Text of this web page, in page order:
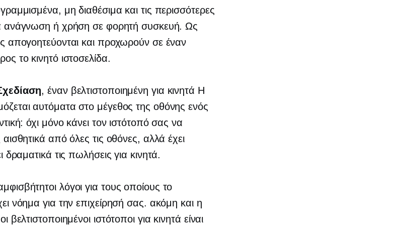
μη διαθέσιμα και τις περισσότερες
ανάγνωση ή χρήση σε φορητή συσκευή. Ως
απογοητεύονται και προχωρούν σε έναν
το κινητόιστοσελίδα.
, έναν βελτιστοποιημένη για κινητά Η
αυτόματα στο μέγεθος της οθόνης ενός
όχι μόνο κάνει τον ιστότοπό σας να
από όλες τις οθόνες, αλλά έχει
δραματικά τις πωλήσεις για κινητά.
λόγοι για τους οποίους το
νόημα για την επιχείρησή σας. ακόμη και η
ιστότοποι για κινητά είναι